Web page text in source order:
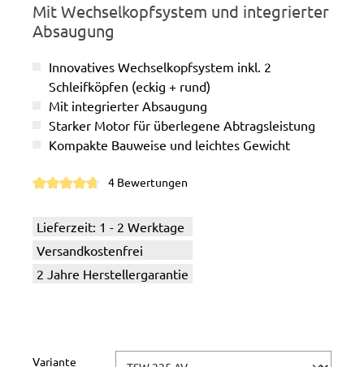
Mit Wechselkopfsystem und integrierter
Absaugung
Innovatives Wechselkopfsystem inkl. 2
Schleifköpfen (eckig + rund)
Mit integrierter Absaugung
Starker Motor für überlegene Abtragsleistung
Kompakte Bauweise und leichtes Gewicht
4 Bewertungen
Lieferzeit: 1 - 2 Werktage
Versandkostenfrei
2 Jahre Herstellergarantie
Variante auswählen